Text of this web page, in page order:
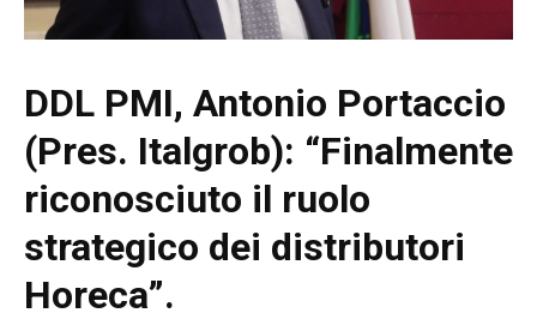
DDL PMI, Antonio Portaccio
(Pres. Italgrob): “Finalmente
riconosciuto il ruolo
strategico dei distributori
Horeca”.